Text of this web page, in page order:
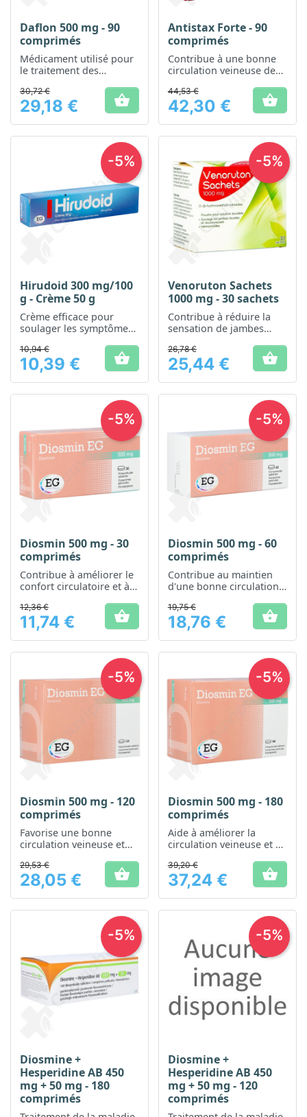
Daflon 500 mg - 90
comprimés
Médicament utilisé pour
le traitement des
veineuse
Prix
30,72 €
29,18 € 
Antistax Forte - 90
comprimés
Contribue à une bonne
circulation veineuse des
Prix
44,53 €
42,30 € 
Hirudoid 300 mg/100
g - Crème 50 g
Crème efficace pour
soulager les symptômes
superficielle
Prix
10,94 €
10,39 € 
-5%
Venoruton Sachets
1000 mg - 30 sachets
Contribue à réduire la
sensation de jambes
Prix
26,78 €
25,44 € 
-5%
Diosmin 500 mg - 30
comprimés
Contribue à améliorer le
confort circulatoire et à
jambes lourdes
Prix
12,36 €
11,74 € 
-5%
Diosmin 500 mg - 60
comprimés
Contribue au maintien
d'une bonne circulation
Prix
19,75 €
18,76 € 
-5%
Diosmin 500 mg - 120
comprimés
Favorise une bonne
circulation veineuse et
jambes lourdes
Prix
29,53 €
28,05 € 
-5%
Diosmin 500 mg - 180
comprimés
Aide à améliorer la
circulation veineuse et à
jambes lourdes
Prix
39,20 €
37,24 € 
-5%
Diosmine +
Hesperidine AB 450
mg + 50 mg - 180
comprimés
-5%
Diosmine +
Hesperidine AB 450
mg + 50 mg - 120
comprimés
-5%